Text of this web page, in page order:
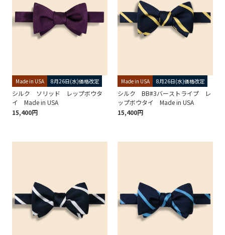
Made in USA 8月26日(水)価格改定
シルク ソリッド レップボウタ
イ Made in USA
15,400円
Made in USA 8月26日(水)価格改定
シルク BB#3バーストライプ レ
ップボウタイ Made in USA
15,400円